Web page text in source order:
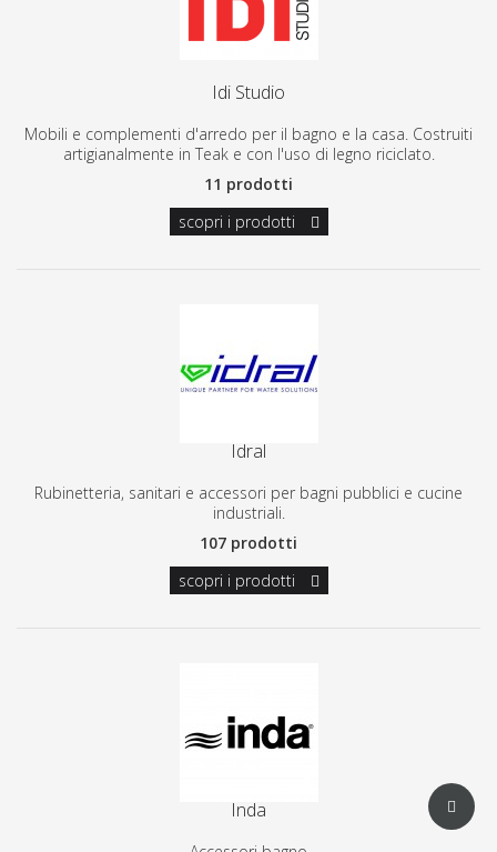
Idi Studio
Mobili e complementi d'arredo per il bagno e la casa. Costruiti
artigianalmente in Teak e con l'uso di legno riciclato.
11 prodotti
scopri i prodotti
Idral
Rubinetteria, sanitari e accessori per bagni pubblici e cucine
industriali.
107 prodotti
scopri i prodotti
Inda